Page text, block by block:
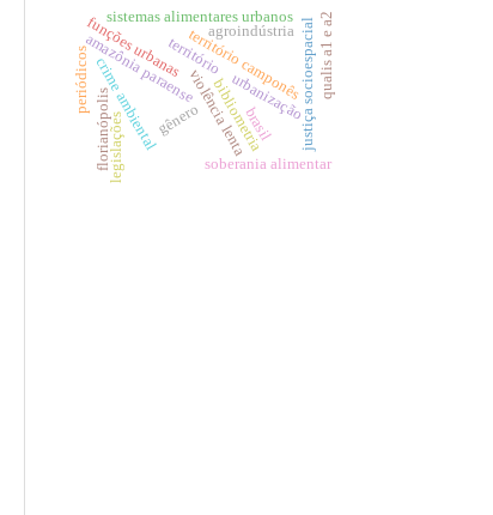
território camponês
violência lenta
agroindústria
soberania alimentar
amazônia paraense
crime ambientalterritório
gênero justiça socioespacial
sistemas alimentares urbanos
bibliometria
periódicos qualis a1 e a2
funções urbanas
legislações brasil
florianópolis urbanização